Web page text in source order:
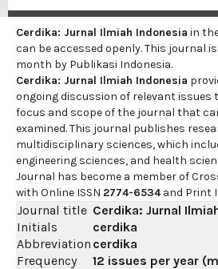
Cerdika: Jurnal Ilmiah Indonesia in
can be accessed openly. This journal
month by Publikasi Indonesia.
Cerdika: Jurnal Ilmiah Indonesia
ongoing discussion of relevant
focus and scope of the journal that
examined. This journal publishes
multidisciplinary sciences, which
engineering sciences, and health
Journal has become a member of
with Online ISSN 2774-6534and Print
Journal title Cerdika: Jurnal
Initials
cerdika
Abbreviation cerdika
Frequency
12 issues per year